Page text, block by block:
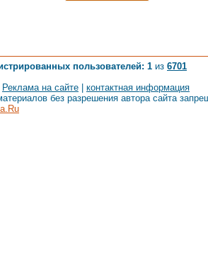
пользователей: 1 из 6701
Реклама на сайте
контактная информация
без разрешения автора сайта